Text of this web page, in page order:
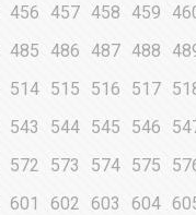
456 457 458 459
485 486 487 488
514 515 516 517
543 544 545 546
572 573 574 575
601 602 603 604